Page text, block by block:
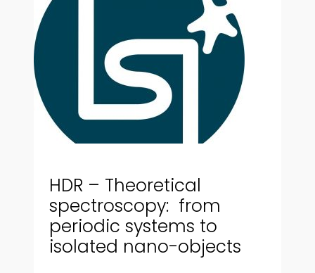
HDR – Theoretical
spectroscopy: from
periodic systems to
isolated nano-objects